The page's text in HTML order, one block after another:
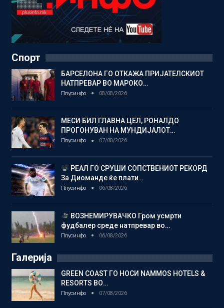
Спорт
БАРСЕЛОНА ГО ОТКАЖА ПРИЈАТЕЛСКИОТ
НАТПРЕВАР ВО МАРОКО…
Плусинфо 08/08/2026
МЕСИ БИЛ ГЛАВНА ЦЕЛ, РОНАЛДО
ПРОГОНУВАН НА МУНДИЈАЛОТ…
Плусинфо 07/08/2026
РЕАЛ ГО СРУШИ СОПСТВЕНИОТ РЕКОРД
За Диоманде ќе плати…
Плусинфо 06/08/2026
ВОЗНЕМИРУВАЧКО Гром усмрти
фудбалер среде натпревар во…
Плусинфо 06/08/2026
Галерија
GREEN COAST ГО НОСИ NAMMOS HOTELS &
RESORTS ВО…
Плусинфо 07/08/2026